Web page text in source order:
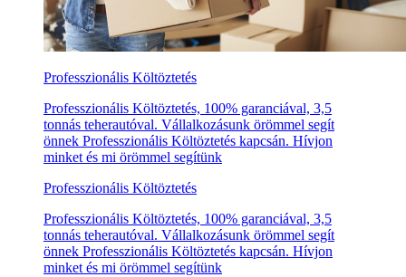
Professzionális Költöztetés
Professzionális Költöztetés, 100% garanciával, 3,5
tonnás teherautóval. Vállalkozásunk örömmel segít
önnek Professzionális Költöztetés kapcsán. Hívjon
minket és mi örömmel segítünk
Professzionális Költöztetés
Professzionális Költöztetés, 100% garanciával, 3,5
tonnás teherautóval. Vállalkozásunk örömmel segít
önnek Professzionális Költöztetés kapcsán. Hívjon
minket és mi örömmel segítünk